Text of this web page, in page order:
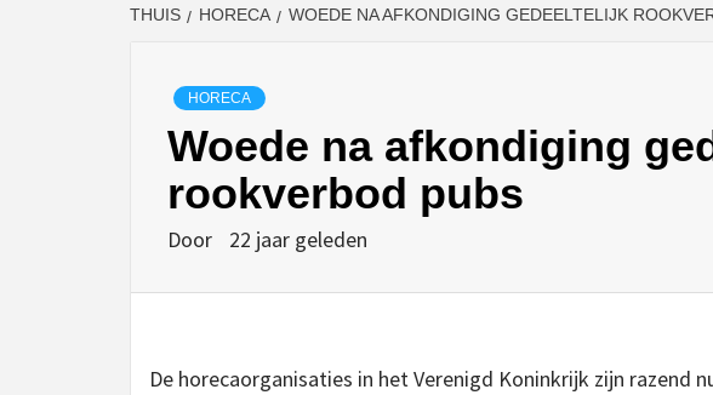
THUIS HORECA WOEDE NA AFKONDIGING GEDEELTELIJK
HORECA
Woede na afkondiging
rookverbod pubs
Door 22 jaar geleden
De horecaorganisaties in het Verenigd Koninkrijk zijn razend